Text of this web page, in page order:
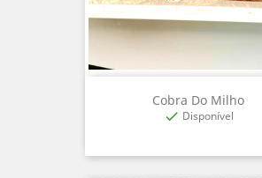
Cobra Do Milho
 Disponível